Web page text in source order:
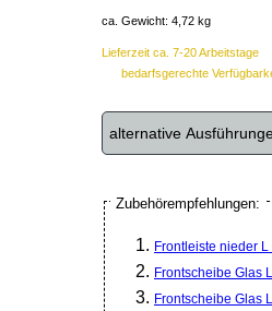
ca. Gewicht: 4,72 kg
Lieferzeit ca. 7-20 Arbeitstage
bedarfsgerechte
Zubehörempfehlungen:
Frontleiste nieder
Frontscheibe Glas
Frontscheibe Glas